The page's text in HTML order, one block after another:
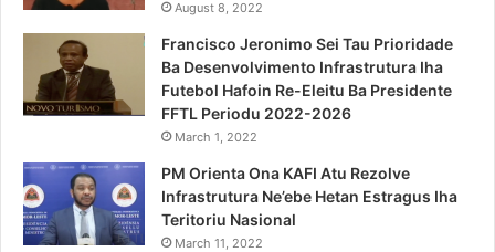
August 8, 2022
Francisco Jeronimo Sei Tau Prioridade
Ba Desenvolvimento Infrastrutura Iha
Futebol Hafoin Re-Eleitu Ba Presidente
FFTL Periodu 2022-2026
March 1, 2022
PM Orienta Ona KAFI Atu Rezolve
Infrastrutura Ne’ebe Hetan Estragus Iha
Teritoriu Nasional
March 11, 2022